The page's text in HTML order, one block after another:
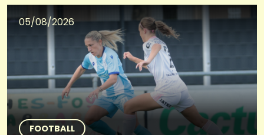
05/08/2026
FOOTBALL